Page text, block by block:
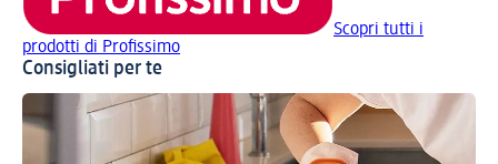
Scopri tutti i
prodotti di Profissimo
Consigliati per te